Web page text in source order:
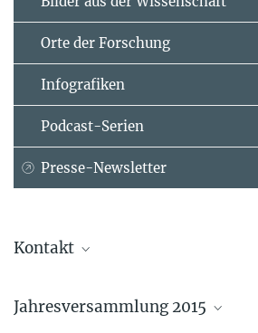
Orte der Forschung
Infografiken
Podcast-Serien
Presse-Newsletter
Kontakt
Leiterin der Kommunikation
Jahresversammlung 2015